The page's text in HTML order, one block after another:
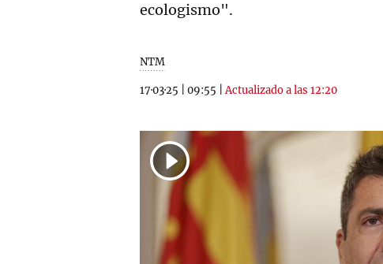
ecologismo".
NTM
17·03·25 09:55 |Actualizado a las 12:20